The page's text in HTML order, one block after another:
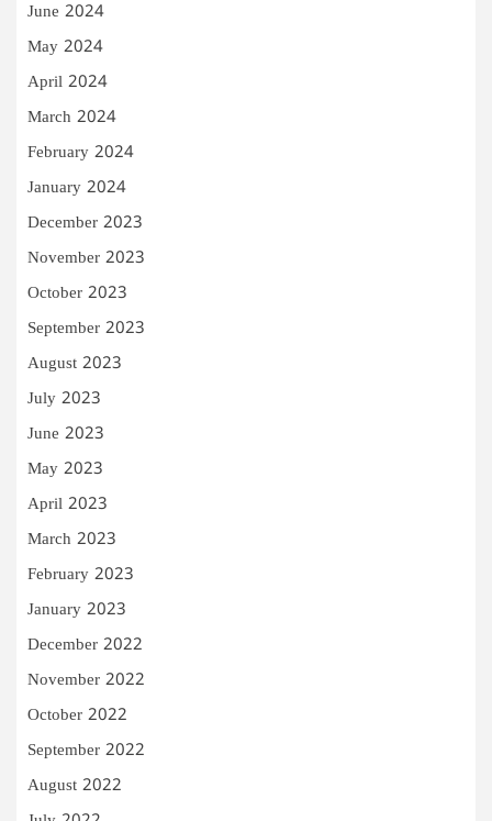
June 2024
May 2024
April 2024
March 2024
February 2024
January 2024
December 2023
November 2023
October 2023
September 2023
August 2023
July 2023
June 2023
May 2023
April 2023
March 2023
February 2023
January 2023
December 2022
November 2022
October 2022
September 2022
August 2022